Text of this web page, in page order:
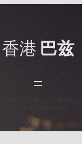
香港 巴兹
香港最出名的夜生活点. 探索最